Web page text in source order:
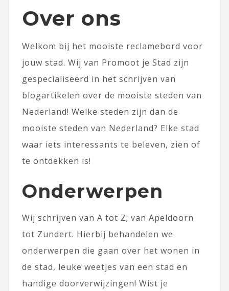
Over ons
Welkom bij het mooiste reclamebord voor
jouw stad. Wij van Promoot je Stad zijn
gespecialiseerd in het schrijven van
blogartikelen over de mooiste steden van
Nederland! Welke steden zijn dan de
mooiste steden van Nederland? Elke stad
waar iets interessants te beleven, zien of
te ontdekken is!
Onderwerpen
Wij schrijven van A tot Z; van Apeldoorn
tot Zundert. Hierbij behandelen we
onderwerpen die gaan over het wonen in
de stad, leuke weetjes van een stad en
handige doorverwijzingen! Wist je